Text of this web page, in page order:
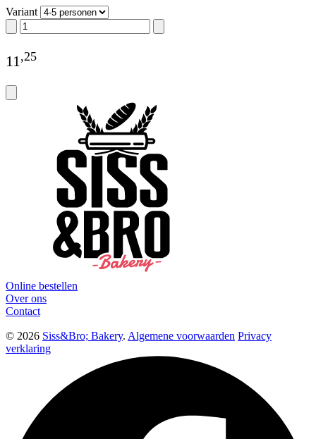
Variant
11,25
Online bestellen
Over ons
Contact
© 2026 Siss&Bro; Bakery. Algemene voorwaarden Privacy
verklaring